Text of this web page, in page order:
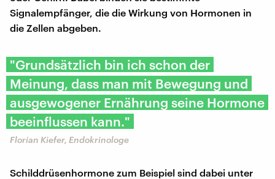
Signalempfänger, die die Wirkung von Hormonen in
die Zellen abgeben.
"Grundsätzlich bin ich schon der
Meinung, dass man mit Bewegung und
ausgewogener Ernährung seine Hormone
beeinflussen kann."
Florian Kiefer, Endokrinologe
Schilddrüsenhormone zum Beispiel sind dabei unter